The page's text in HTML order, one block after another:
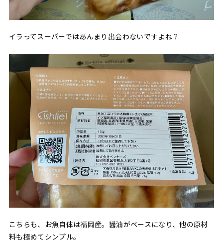
イラってスーパーではあんまり出会わないですよね？
こちらも、お魚自体は福岡産。醤油がベースになり、他の原材
料も極めてシンプル。